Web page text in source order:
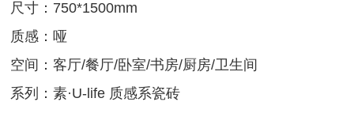
尺寸：750*1500mm
质感：哑
空间：客厅/餐厅/卧室/书房/厨房/卫生间
系列：素·U-life 质感系瓷砖